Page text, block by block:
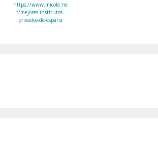
https://www.micole.ne
t/mejores-institutos-
privados-de-espana